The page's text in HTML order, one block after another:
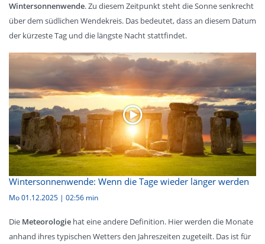
Wintersonnenwende. Zu diesem Zeitpunkt steht die Sonne senkrecht
über dem südlichen Wendekreis. Das bedeutet, dass an diesem Datum
der kürzeste Tag und die längste Nacht stattfindet.
Wintersonnenwende: Wenn die Tage wieder länger werden
Mo 01.12.2025 | 02:56 min
Die Meteorologie hat eine andere Definition. Hier werden die Monate
anhand ihres typischen Wetters den Jahreszeiten zugeteilt. Das ist für